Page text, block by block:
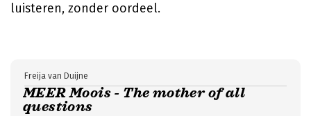
luisteren, zonder oordeel.
MEER Moois - The mother of all
questions
Freija van Duijne